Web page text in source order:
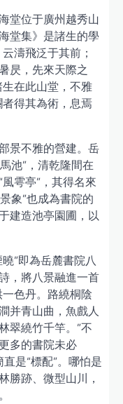
堂位于廣州越秀山
堂集》是諸生的學
濤飛泛于其前；
昃，先來天際之
在此山堂，不雅
得其為術，息焉
景不雅的營建。岳
池”，清乾隆間在
雩亭”，其得名來
象”也成為書院的
建造池亭園圃，以
”即為岳麓書院八
，將八景融進一首
色丹。路繞桐陰
并青山曲，魚戲人
翠繞竹千竿。”不
多的書院未必
是“標配”。哪怕是
勝跡、微型山川，